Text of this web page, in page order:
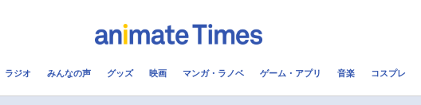
ラジオ みんなの声 グッズ 映画 マンガ・ラノベ ゲーム・アプリ 音楽 コスプレ